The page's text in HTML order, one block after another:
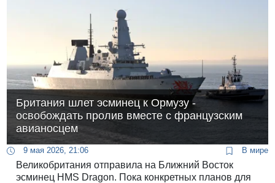
Британия шлет эсминец к Ормузу -
освобождать пролив вместе с французским
авианосцем
9 мая 2026, 21:06 В мире
Великобритания отправила на Ближний Восток
эсминец HMS Dragon. Пока конкретных планов для